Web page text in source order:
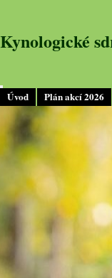
Úvod Plán akcí 2026
Kynologické